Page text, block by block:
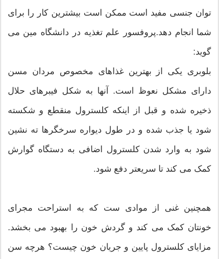
توان جنسی مفید است ممکن است بیشترین کار را برای
شما انجام دهد.پروفسور علم تغذیه در دانشگاه مین می
گوید:
بلوبری یکی از بهترین غذاهای مخصوص مردان مسن
دارای مشکل نعوظ است. آنها به شکل فیبرهای حلال
ذخیره شده و قبل از اینکه کلسترول منقطع و شکسته
شود یا جذب شده و در طول دیواره سرخگرها ته نشین
شود به وارد شدن کلسترول اضافی به دستگاه گوارش
کمک می کند تا سریعتر دفع شود.
همچنین غنی از موادی ست که به استراحت مجرای
خونتان کمک می کند و گردش خون را بهبود می بخشد.
مزایای کلسترول پایین و جریان خون چیست؟ هرچه سن